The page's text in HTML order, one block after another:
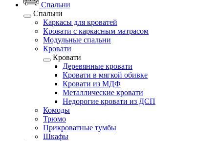
Спальни
Спальни
Каркасы для кроватей
Кровати с каркасным матрасом
Модульные спальни
Кровати
Кровати
Деревянные кровати
Кровати в мягкой обивке
Кровати из МДФ
Металлические кровати
Недорогие кровати из ДСП
Комоды
Трюмо
Прикроватные тумбы
Шкафы